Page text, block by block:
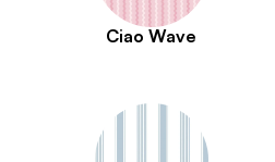
Ciao Wave